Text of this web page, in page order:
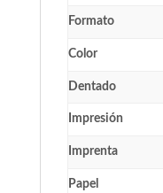
Formato
Color
Dentado
Impresión
Imprenta
Papel